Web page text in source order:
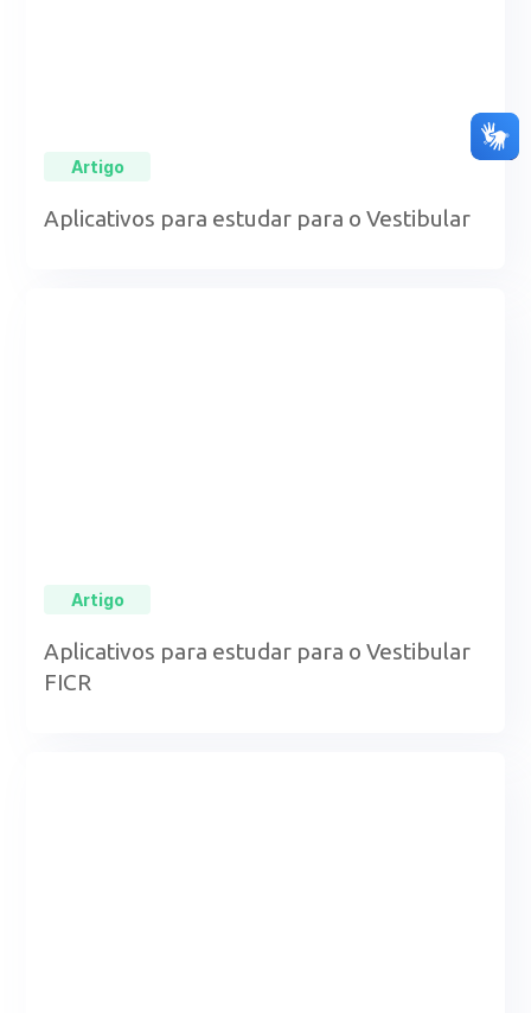
Artigo
Aplicativos para estudar para o Vestibular
Artigo
Aplicativos para estudar para o Vestibular
FICR